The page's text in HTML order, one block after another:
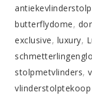
quantity
antiekevlinderstolp
butterflydome,
exclusive, luxury,
stolpmetvlinders,
vlinderstolptekoop